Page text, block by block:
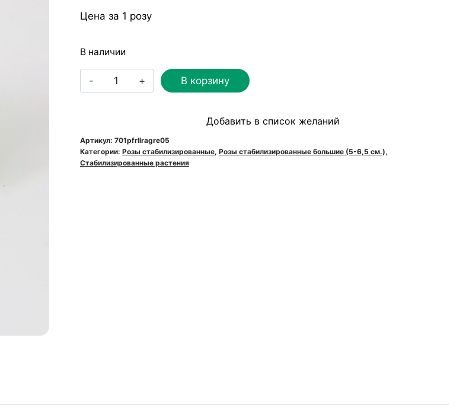
Цена за 1 розу
В наличии
Количество
товара
RoseAmor
LL+
В корзину
Добавить в список желаний
Артикул: 701pfrllragre05
Категории: Розы стабилизированные, Розы стабилизированные большие (5-6,5 см.),
Стабилизированные растения